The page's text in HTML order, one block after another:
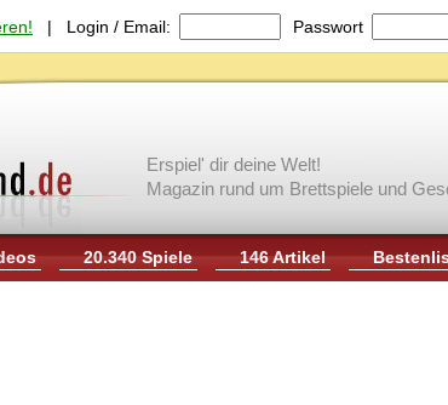
| Login / Email: Passwort
Erspiel' dir deine Welt!
Magazin rund um Brettspiele und
20.340 Spiele 146 Artikel